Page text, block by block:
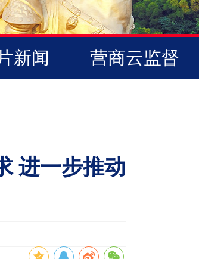
新闻 营商云监督
进一步推动